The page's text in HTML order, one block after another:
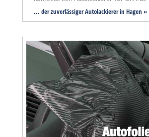
... der zuverlässiger Autolackierer in Hagen »